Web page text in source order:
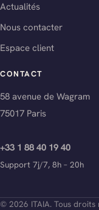
Actualités
Nous contacter
Espace client
CONTACT
58 avenue de Wagram
75017 Paris
+33 1 88 40 19 40
Support 7j/7, 8h – 20h
© 2026 ITAIA. Tous droits